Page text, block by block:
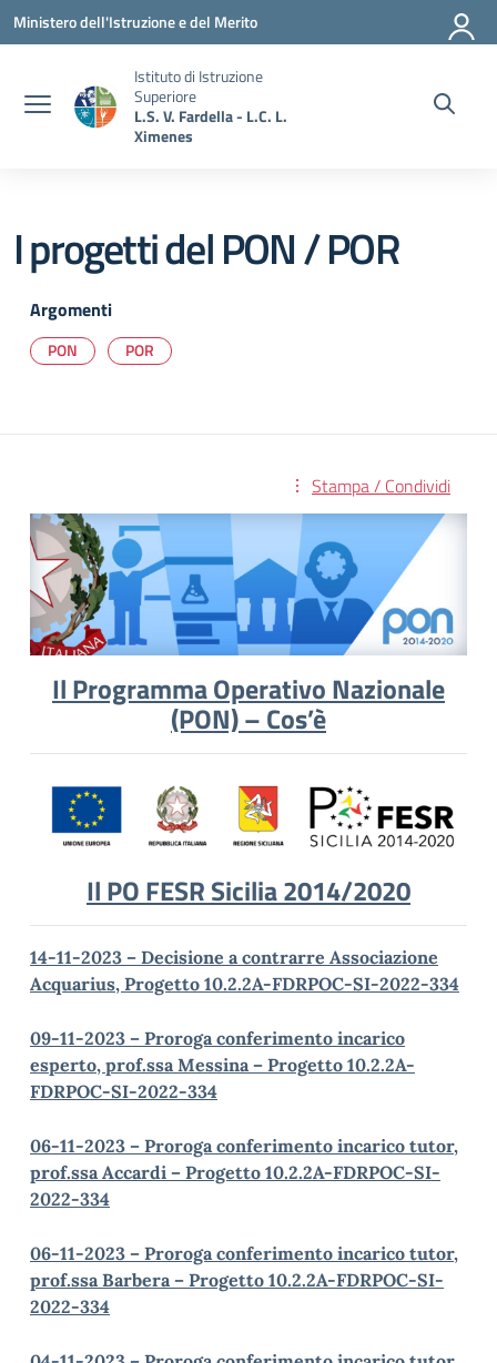
Vai ai contenuti
Vai al menu di navigazione
Vai al footer
Ministero dell'Istruzione e del Merito
Istituto di Istruzione
Superiore
L.S. V. Fardella - L.C. L.
Ximenes
I progetti del PON / POR
Argomenti
PON POR
Stampa / Condividi
Il Programma Operativo Nazionale
(PON) – Cos’è
Il PO FESR Sicilia 2014/2020
14-11-2023 – Decisione a contrarre Associazione
Acquarius, Progetto 10.2.2A-FDRPOC-SI-2022-334
09-11-2023 – Proroga conferimento incarico
esperto, prof.ssa Messina – Progetto 10.2.2A-
FDRPOC-SI-2022-334
06-11-2023 – Proroga conferimento incarico tutor,
prof.ssa Accardi – Progetto 10.2.2A-FDRPOC-SI-
2022-334
06-11-2023 – Proroga conferimento incarico tutor,
prof.ssa Barbera – Progetto 10.2.2A-FDRPOC-SI-
2022-334